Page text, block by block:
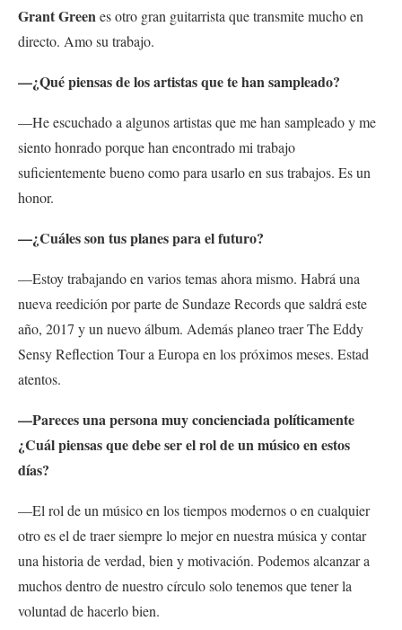
Grant Greenes otro gran guitarrista que transmite mucho en
directo. Amo su trabajo.
—¿Qué piensas de los artistas que te han sampleado?
—He escuchado a algunos artistas que me han sampleado y me
siento honrado porque han encontrado mi trabajo
suficientemente bueno como para usarlo en sus trabajos. Es un
honor.
—¿Cuáles son tus planes para el futuro?
—Estoy trabajando en varios temas ahora mismo. Habrá una
nueva reedición por parte de Sundaze Records que saldrá este
año, 2017 y un nuevo álbum. Además planeo traer The Eddy
Sensy Reflection Tour a Europa en los próximos meses. Estad
atentos.
—Pareces una persona muy concienciada políticamente
¿Cuál piensas que debe ser el rol de un músico en estos
días?
—El rol de un músico en los tiempos modernos o en cualquier
otro es el de traer siempre lo mejor en nuestra música y contar
una historia de verdad, bien y motivación. Podemos alcanzar a
muchos dentro de nuestro círculo solo tenemos que tener la
voluntad de hacerlo bien.